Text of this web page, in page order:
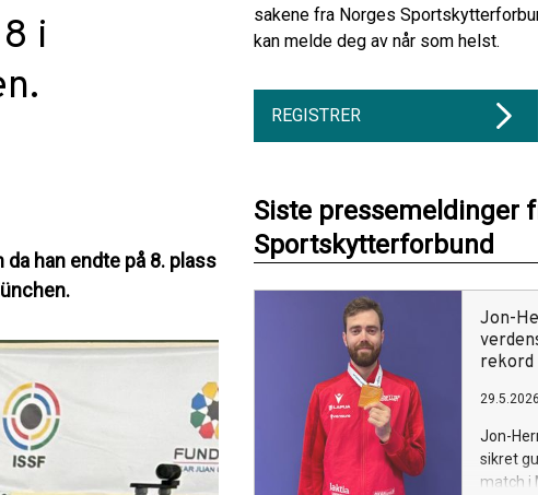
i
han endte på 8. plass
sakene fra Norges
kan melde deg av når som helst.
REGISTRER
Siste pressemeldinger
Sportskytterforbund
Jon-
rekord
Jon-
sikret
match i